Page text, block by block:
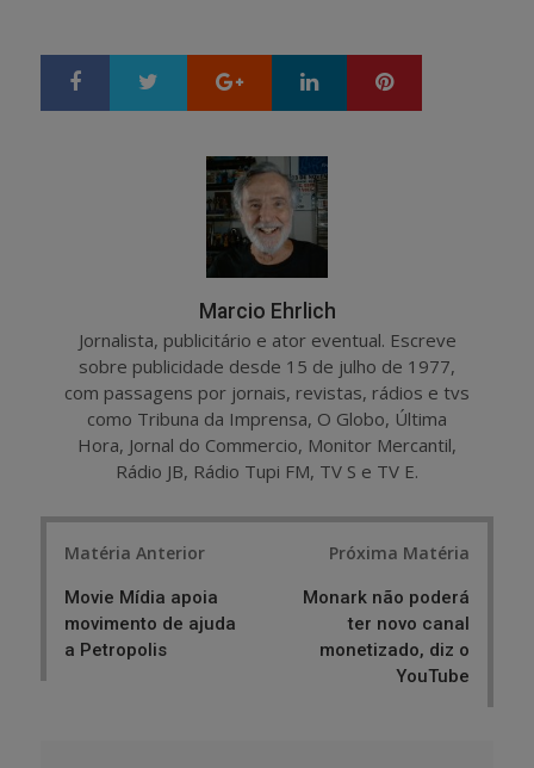
Google+ LinkedIn
Marcio Ehrlich
Jornalista, publicitário e ator eventual. Escreve
sobre publicidade desde 15 de julho de 1977,
com passagens por jornais, revistas, rádios e tvs
como Tribuna da Imprensa, O Globo, Última
Hora, Jornal do Commercio, Monitor Mercantil,
Rádio JB, Rádio Tupi FM, TV S e TV E.
Matéria Anterior
Movie Mídia apoia
movimento de ajuda
a Petropolis
Próxima Matéria
Monark não poderá
ter novo canal
monetizado, diz o
YouTube